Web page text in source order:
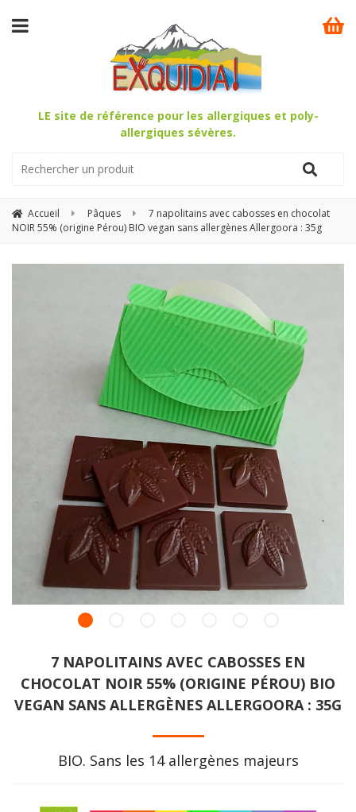
LE site de référence pour les allergiques et poly-
allergiques sévères.
Accueil Pâques
7 napolitains avec cabosses en chocolat
NOIR 55% (origine Pérou) BIO vegan sans allergènes Allergoora : 35g
7 NAPOLITAINS AVEC CABOSSES EN
CHOCOLAT NOIR 55% (ORIGINE PÉROU) BIO
VEGAN SANS ALLERGÈNES ALLERGOORA : 35G
BIO. Sans les 14 allergènes majeurs